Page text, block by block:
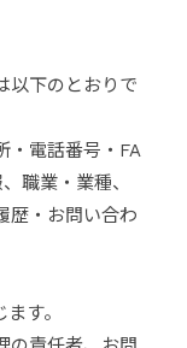
以下のとおりで
・電話番号・FA
職業・業種、
歴・お問い合わ
す。